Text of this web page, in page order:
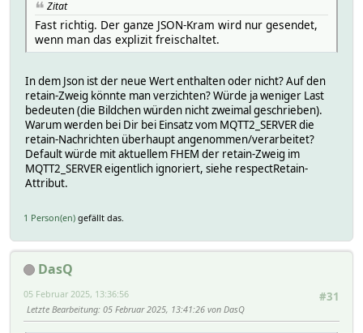
Zitat
Fast richtig. Der ganze JSON-Kram wird nur gesendet,
wenn man das explizit freischaltet.
In dem Json ist der neue Wert enthalten oder nicht? Auf den
retain-Zweig könnte man verzichten? Würde ja weniger Last
bedeuten (die Bildchen würden nicht zweimal geschrieben).
Warum werden bei Dir bei Einsatz vom MQTT2_SERVER die
retain-Nachrichten überhaupt angenommen/verarbeitet?
Default würde mit aktuellem FHEM der retain-Zweig im
MQTT2_SERVER eigentlich ignoriert, siehe respectRetain-
Attribut.
1 Person(en) gefällt das.
DasQ
#31
05 Februar 2025, 13:36:56
Letzte Bearbeitung: 05 Februar 2025, 13:41:26 von DasQ